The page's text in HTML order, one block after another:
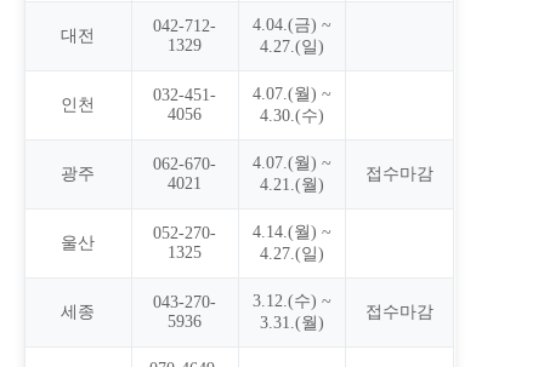
대전
042-712-
1329
4.04.(금) ~
4.27.(일)
인천
032-451-
4056
4.07.(월) ~
4.30.(수)
광주
062-670-
4021
4.07.(월) ~
4.21.(월)
접수마감
울산
052-270-
1325
4.14.(월) ~
4.27.(일)
세종
043-270-
5936
3.12.(수) ~
3.31.(월)
접수마감